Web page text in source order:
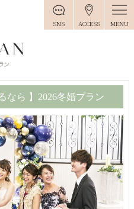
SNS ACCESS MENU
なら 】2026冬婚プラン